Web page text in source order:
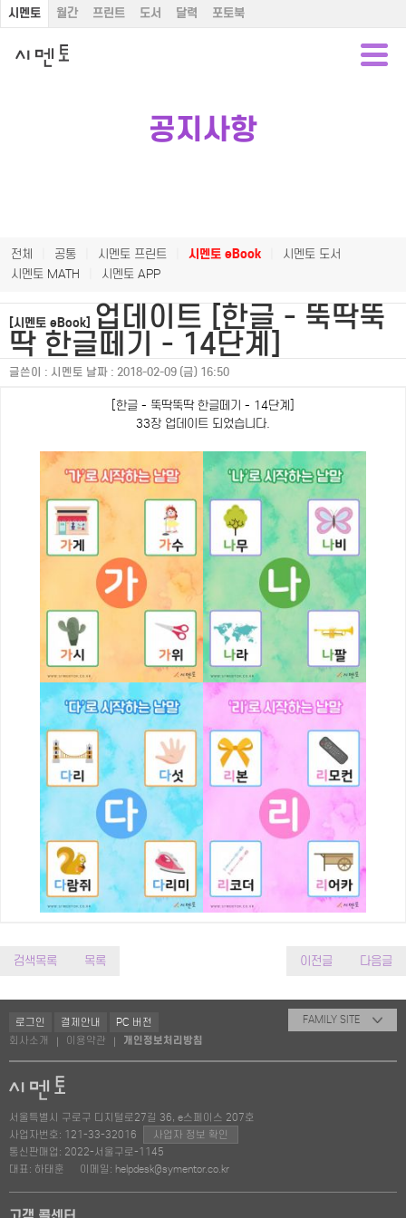
시멘토 월간 프린트 도서 달력 포토북
공지사항
전체 공통 시멘토 프린트 시멘토 eBook
시멘토 도서
시멘토 MATH
시멘토 APP
[시멘토 eBook] 업데이트 [한글 - 뚝딱뚝
딱 한글떼기 - 14단계]
글쓴이 : 시멘토 날짜 : 2018-02-09 (금) 16:50
[한글 - 뚝딱뚝딱 한글떼기 - 14단계]
33장 업데이트 되었습니다.
검색목록 목록 이전글 다음글
로그인 결제안내
PC 버전
회사소개
이용약관 개인정보처리방침
FAMILY SITE
서울특별시 구로구 디지털로27길 36, e스페이스 207호
사업자번호: 121-33-32016
사업자 정보 확인
통신판매업: 2022-서울구로-1145
대표: 하태훈
이메일: helpdesk@symentor.co.kr